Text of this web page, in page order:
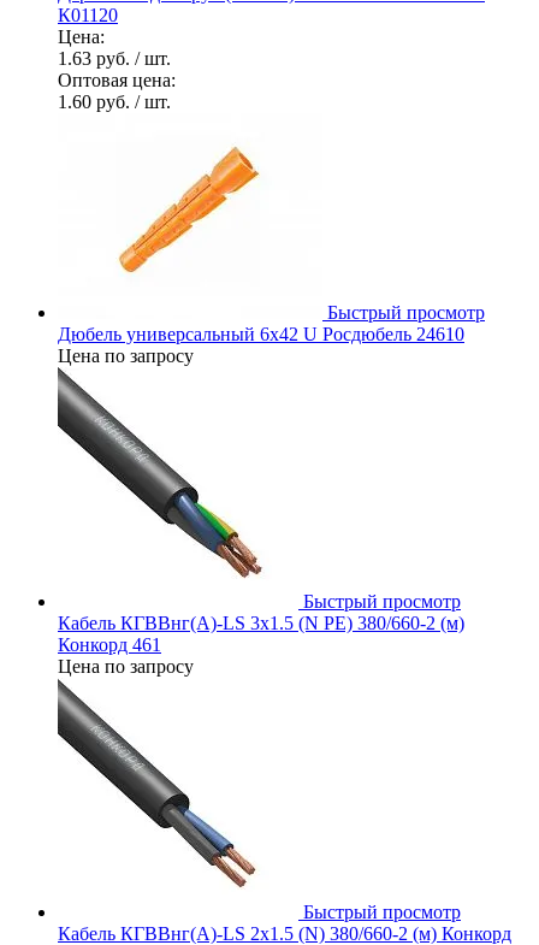
К01120
Цена:
1.63 руб. / шт.
Оптовая цена:
1.60 руб. / шт.
Быстрый просмотр
Дюбель универсальный 6х42 U Росдюбель 24610
Цена по запросу
Быстрый просмотр
Кабель КГВВнг(А)-LS 3х1.5 (N PE) 380/660-2 (м)
Конкорд 461
Цена по запросу
Быстрый просмотр
Кабель КГВВнг(А)-LS 2х1.5 (N) 380/660-2 (м) Конкорд